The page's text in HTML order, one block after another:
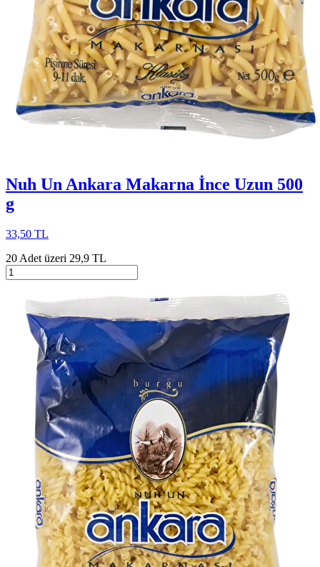
Nuh Un Ankara Makarna İnce Uzun 500
g
33,50 TL
20 Adet üzeri 29,9 TL